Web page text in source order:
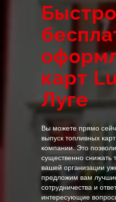
карт
Луге
Вы можете прямо
выпуск топливных
компании. Это
существенно снижать
вашей организации
предложим вам
сотрудничества и
интересующие